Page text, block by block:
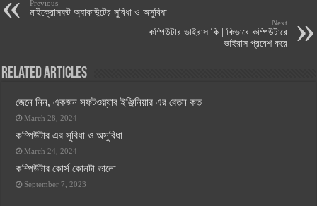
Previous
মাইক্রোসফট অ্যাকাউন্টের সুবিধা ও অসুবিধা
Next
কম্পিউটার ভাইরাস কি | কিভাবে কম্পিউটারে
ভাইরাস প্রবেশ করে
Related Articles
জেনে নিন, একজন সফটওয়্যার ইঞ্জিনিয়ার এর বেতন কত
March 28, 2024
কম্পিউটার এর সুবিধা ও অসুবিধা
March 24, 2024
কম্পিউটার কোর্স কোনটা ভালো
September 7, 2023